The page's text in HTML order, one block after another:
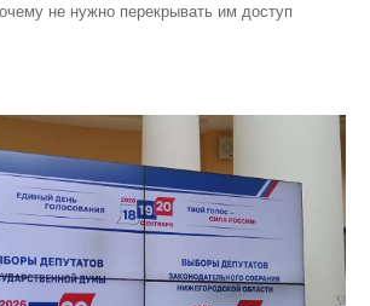
не нужно перекрывать им доступ